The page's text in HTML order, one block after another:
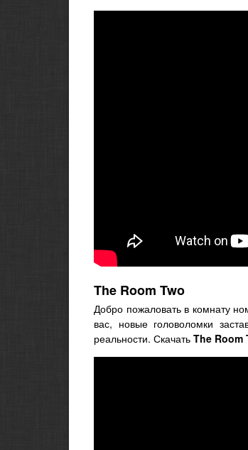
The Room Two
Добро пожаловать в комнату
вас, новые головоломки
реальности. Скачать The Room